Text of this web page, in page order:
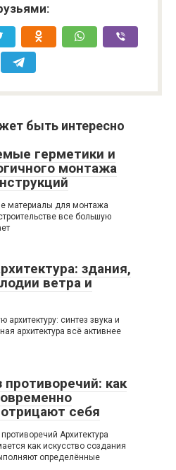
быть интересно
герметики и
монтажа
материалы для монтажа
все большую
здания,
ветра и
синтез звука и
архитектура всё активнее
противоречий: как
себя
Архитектура
как искусство создания
определённые